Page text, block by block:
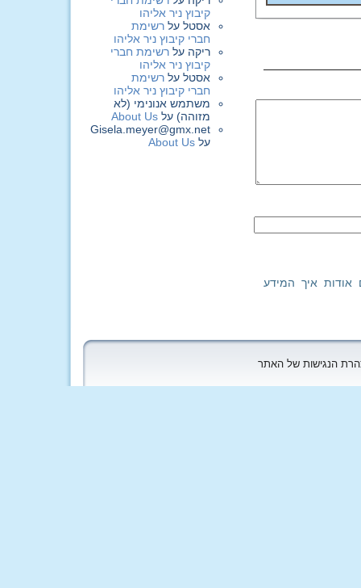
אודות איך המידע
קיבוץ ניר אליהו
אסטל על רשימת
חברי קיבוץ ניר אליהו
ריקה על רשימת חברי
קיבוץ ניר אליהו
אסטל על רשימת
חברי קיבוץ ניר אליהו
משתמש אנונימי (לא
מזוהה) על About Us
Gisela.meyer@gmx.net
על About Us
הנגישות של האתר